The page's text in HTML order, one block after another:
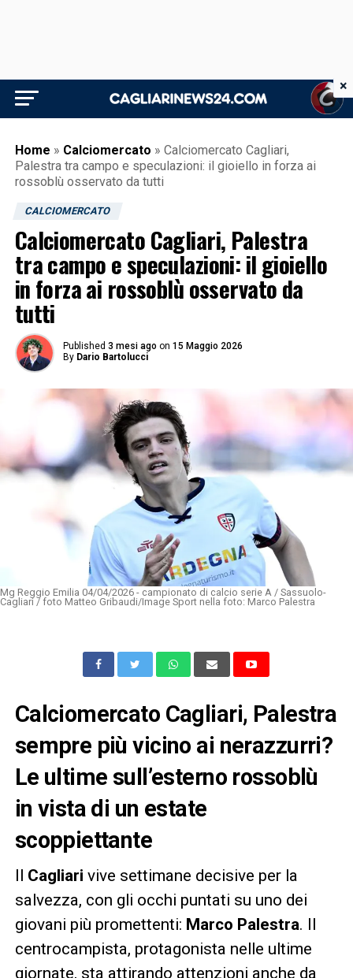
Home » Calciomercato » Calciomercato Cagliari,
Palestra tra campo e speculazioni: il gioiello in forza ai
rossoblù osservato da tutti
CALCIOMERCATO
Calciomercato Cagliari, Palestra
tra campo e speculazioni: il gioiello
in forza ai rossoblù osservato da
tutti
Published 3 mesi ago on 15 Maggio 2026
By Dario Bartolucci
Mg Reggio Emilia 04/04/2026 - campionato di calcio serie A / Sassuolo-
Cagliari / foto Matteo Gribaudi/Image Sport nella foto: Marco Palestra
Calciomercato Cagliari, Palestra
sempre più vicino ai nerazzurri?
Le ultime sull’esterno rossoblù
in vista di un estate
scoppiettante
Il Cagliari vive settimane decisive per la
salvezza, con gli occhi puntati su uno dei
giovani più promettenti: Marco Palestra. Il
centrocampista, protagonista nelle ultime
giornate, sta attirando attenzioni anche da
×